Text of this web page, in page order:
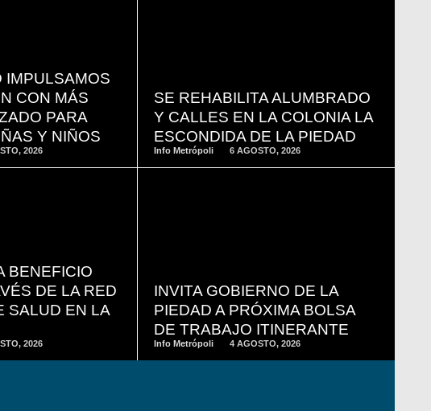
IMPULSAMOS
CON MÁS
PARA
Y NIÑOS
2026
SE REHABILITA ALUMBRADO
Y CALLES EN LA COLONIA LA
ESCONDIDA DE LA PIEDAD
Info Metrópoli 6 AGOSTO, 2026
BENEFICIO
DE LA RED
SALUD EN LA
2026
INVITA GOBIERNO DE LA
PIEDAD A PRÓXIMA BOLSA
DE TRABAJO ITINERANTE
Info Metrópoli 4 AGOSTO, 2026